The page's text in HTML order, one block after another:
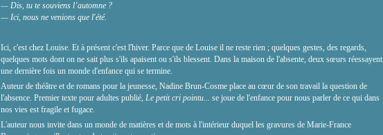
— Dis, tu te souviens lʼautomne ?
— Ici, nous ne venions que l'été.
Ici, c'est chez Louise. Et à présent c'est l'hiver. Parce que de Louise il ne reste rien ; quelques gestes, des regards,
quelques mots dont on ne sait plus s'ils apaisent ou s'ils blessent. Dans la maison de l'absente, deux sœurs réessayent
une dernière fois un monde d'enfance qui se termine.
Auteur de théâtre et de romans pour la jeunesse, Nadine Brun-Cosme place au cœur de son travail la question de
l'absence. Premier texte pour adultes publié, Le petit cri pointu... se joue de l'enfance pour nous parler de ce qui dans
nos vies est fragile et fugace.
L'auteur nous invite dans un monde de matières et de mots à l'intérieur duquel les gravures de Marie-France